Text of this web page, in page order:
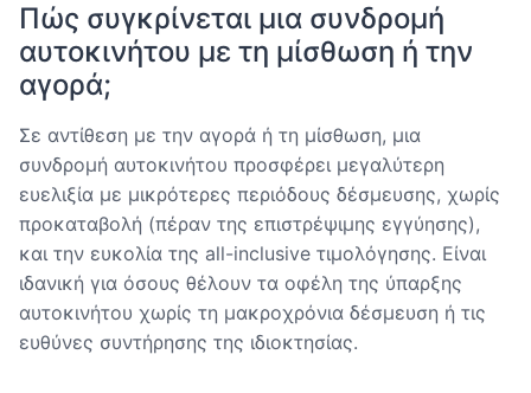
Πώς συγκρίνεται μια συνδρομή
αυτοκινήτου με τη μίσθωση ή την
αγορά;
Σε αντίθεση με την αγορά ή τη μίσθωση, μια
συνδρομή αυτοκινήτου προσφέρει μεγαλύτερη
ευελιξία με μικρότερες περιόδους δέσμευσης, χωρίς
προκαταβολή (πέραν της επιστρέψιμης εγγύησης),
και την ευκολία της all-inclusive τιμολόγησης. Είναι
ιδανική για όσους θέλουν τα οφέλη της ύπαρξης
αυτοκινήτου χωρίς τη μακροχρόνια δέσμευση ή τις
ευθύνες συντήρησης της ιδιοκτησίας.